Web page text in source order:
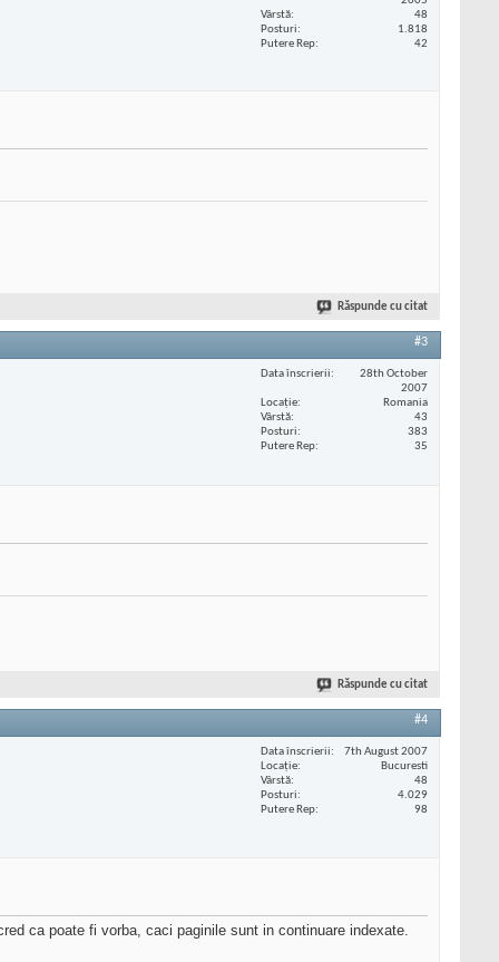
Vârstă
48
Posturi
1.818
Putere Rep
42
Răspunde cu citat
#3
Data înscrierii
28th October
2007
Locaţie
Romania
Vârstă
43
Posturi
383
Putere Rep
35
Răspunde cu citat
#4
Data înscrierii
7th August 2007
Locaţie
Bucuresti
Vârstă
48
Posturi
4.029
Putere Rep
98
ca poate fi vorba, caci paginile sunt in continuare indexate.